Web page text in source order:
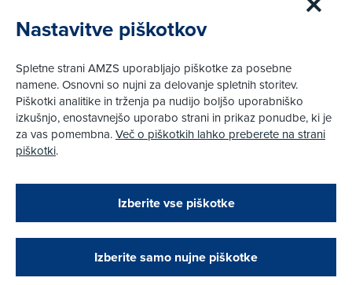
Zapri
Podarjamo vam 10 €!
Obstoječi in novi AMZS člani, ki boste v AMZS
opravili registracijo vozila, boste prejeli
vrednostno darilno kartico z dobroimetjem v višini
Postanite član AMZS
Zakaj (p)ostati član?
Kako vam pomagamo
Pravni vidiki
Piškotki
Pravno obvestilo
Pri spletni včlanitvi so podprta naslednja plačilna sredstva:
Nastavitve piškotkov
Spletne strani AMZS uporabljajo piškotke za posebne
namene. Osnovni so nujni za delovanje spletnih storitev.
Piškotki analitike in trženja pa nudijo boljšo uporabniško
izkušnjo, enostavnejšo uporabo strani in prikaz ponudbe, ki je
za vas pomembna.Več o piškotkih lahko preberete na strani
piškotki.
Izberite vse piškotke
Izberite samo nujne piškotke